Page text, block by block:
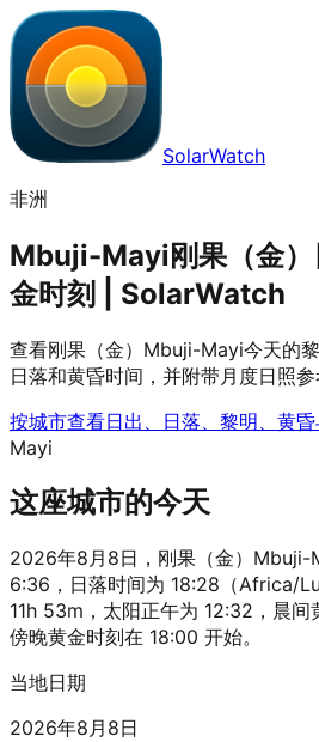
SolarWatch
非洲
Mbuji-Mayi刚果（金）
金时刻 | SolarWatch
查看刚果（金）Mbuji-Mayi今天的黎
日落和黄昏时间，并附带月度日照参
按城市查看日出、日落、黎明、黄
Mayi
这座城市的今天
2026年8月8日，刚果（金）Mbuji-
6:36，日落时间为 18:28（Africa/
11h 53m，太阳正午为 12:32，晨间
傍晚黄金时刻在 18:00 开始。
当地日期
2026年8月8日